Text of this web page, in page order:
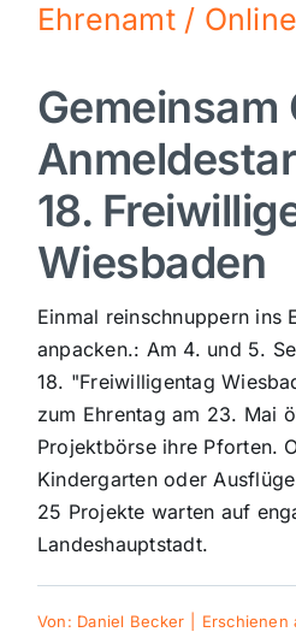
Nachrichten
Politik
Sport
Kultur
Panorama
Mein Stadtteil
Galerie
Ehrenamt /
Gemeinsam
18.
Wiesbaden
Einmal reinschnuppern ins
anpacken.: Am 4. und 5.
18. "Freiwilligentag
zum Ehrentag am 23. Mai
Projektbörse ihre Pforten.
Kindergarten oder
25 Projekte warten auf
Landeshauptstadt.
Von: Daniel Becker Erschienen